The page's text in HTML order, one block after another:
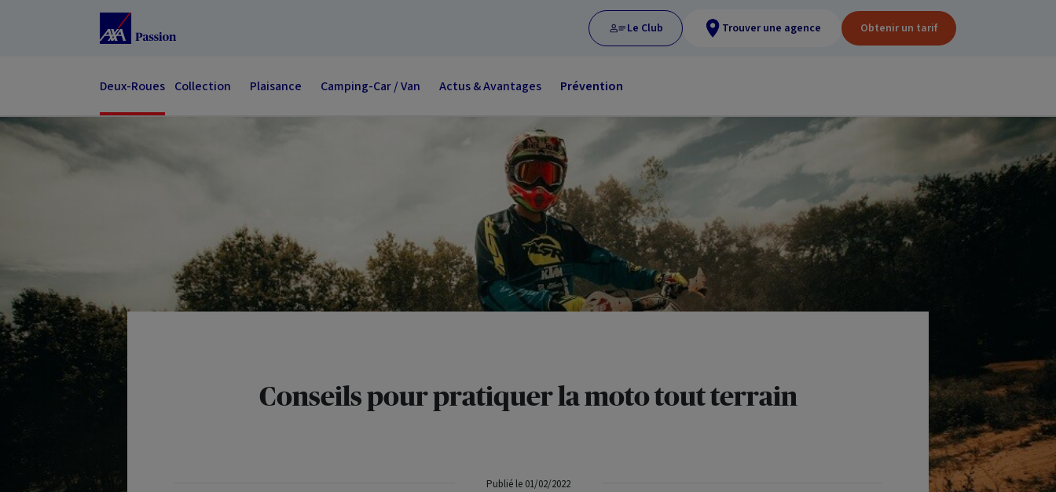
Accéder au Contenu
Le Club Trouver une agence Obtenir un tarif
Deux-Roues Collection Plaisance Camping-Car / Van Actus & Avantages Prévention
Conseils pour pratiquer la moto tout terrain
Publié le 01/02/2022